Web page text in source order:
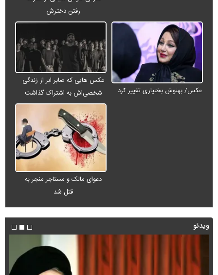
رفتن دخترش
عکس/ بهنوش بختیاری تغییر کرد
عکس هایی که صابر ابر از زندگی
شخصی‌اش به اشتراک گذاشت
دعوای مالک و مستاجر منجر به
قتل شد
ویدئو